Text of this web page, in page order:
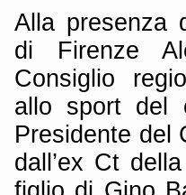
Alla presenza
di Firenze
Consiglio
allo sport del
Presidente del
dall’ex Ct